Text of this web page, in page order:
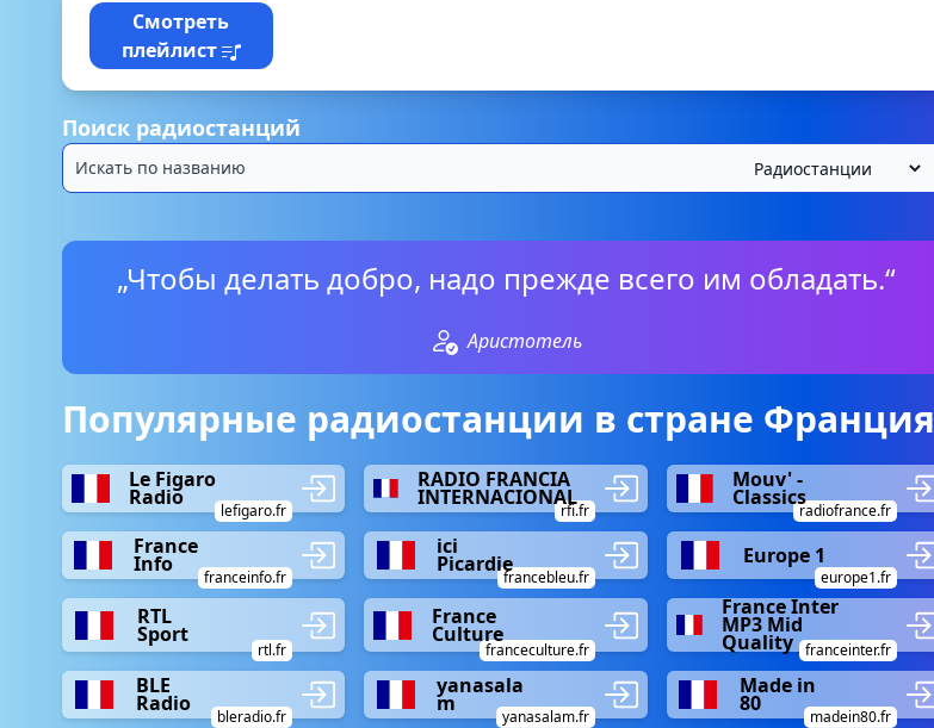
Смотреть
плейлист
Поиск радиостанций
„Чтобы делать добро, надо прежде всего им обладать.“
Аристотель
Популярные радиостанции в стране Франция
Le Figaro
Radio
lefigaro.fr
RADIO FRANCIA
INTERNACIONAL
rfi.fr
Mouv' -
Classics
radiofrance.fr
France
Info
franceinfo.fr
ici
Picardie
francebleu.fr
Europe 1
europe1.fr
RTL
Sport
rtl.fr
France
Culture
franceculture.fr
France Inter
MP3 Mid
Quality franceinter.fr
BLE
Radio
bleradio.fr
yanasala
m
yanasalam.fr
Made in
80
madein80.fr